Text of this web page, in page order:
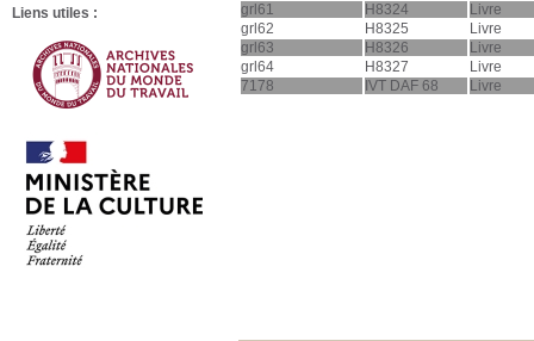
grl61
H8324
Livre
grl62
H8325
Livre
grl63
H8326
Livre
grl64
H8327
Livre
7178
IVT DAF 68 Livre
Liens utiles :